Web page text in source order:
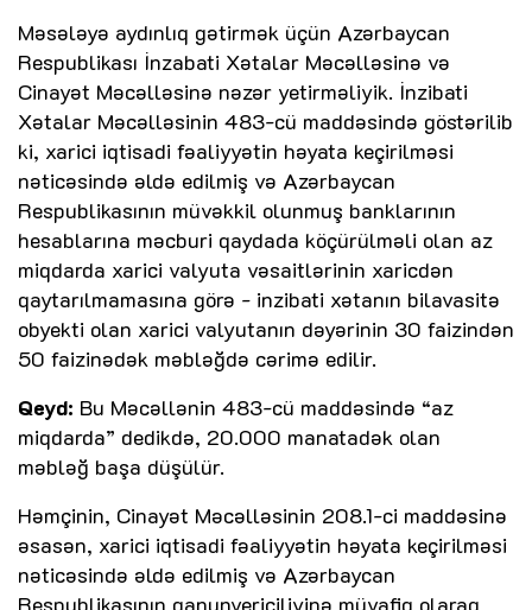
Məsələyə aydınlıq gətirmək üçün Azərbaycan
Respublikası İnzabati Xətalar Məcəlləsinə və
Cinayət Məcəlləsinə nəzər yetirməliyik. İnzibati
Xətalar Məcəlləsinin 483-cü maddəsində göstərilib
ki, xarici iqtisadi fəaliyyətin həyata keçirilməsi
nəticəsində əldə edilmiş və Azərbaycan
Respublikasının müvəkkil olunmuş banklarının
hesablarına məcburi qaydada köçürülməli olan az
miqdarda xarici valyuta vəsaitlərinin xaricdən
qaytarılmamasına görə - inzibati xətanın bilavasitə
obyekti olan xarici valyutanın dəyərinin 30 faizindən
50 faizinədək məbləğdə cərimə edilir.
Qeyd: Bu Məcəllənin 483-cü maddəsində “az
miqdarda” dedikdə, 20.000 manatadək olan
məbləğ başa düşülür.
Həmçinin, Cinayət Məcəlləsinin 208.1-ci maddəsinə
əsasən, xarici iqtisadi fəaliyyətin həyata keçirilməsi
nəticəsində əldə edilmiş və Azərbaycan
Respublikasının qanunvericiliyinə müvafiq olaraq